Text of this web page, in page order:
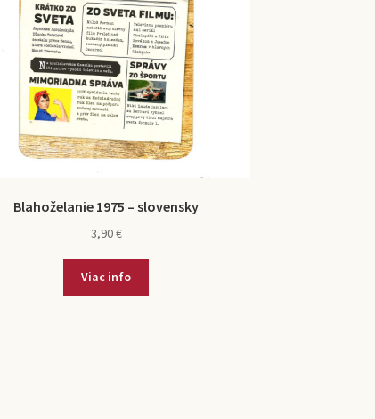
Blahoželanie 1975 – slovensky
3,90€
Viac info